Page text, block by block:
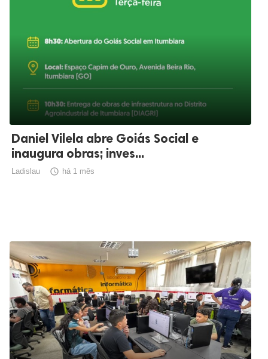
Daniel Vilela abre Goiás Social e
inaugura obras; inves...
Ladislau  há 1 mês